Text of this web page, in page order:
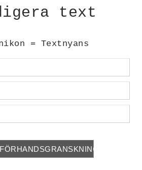
text
= Textnyans